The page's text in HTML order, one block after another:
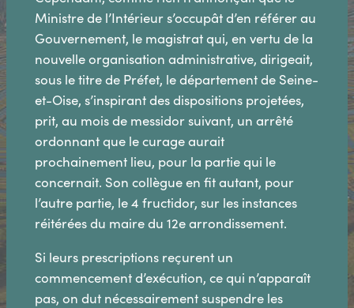
Ministre de l’Intérieur s’occupât d’en référer au
Gouvernement, le magistrat qui, en vertu de la
nouvelle organisation administrative, dirigeait,
sous le titre de Préfet, le département de Seine-
et-Oise, s’inspirant des dispositions projetées,
prit, au mois de messidor suivant, un arrêté
ordonnant que le curage aurait
prochainement lieu, pour la partie qui le
concernait. Son collègue en fit autant, pour
l’autre partie, le 4 fructidor, sur les instances
réitérées du maire du 12e arrondissement.
Si leurs prescriptions reçurent un
commencement d’exécution, ce qui n’apparaît
pas, on dut nécessairement suspendre les